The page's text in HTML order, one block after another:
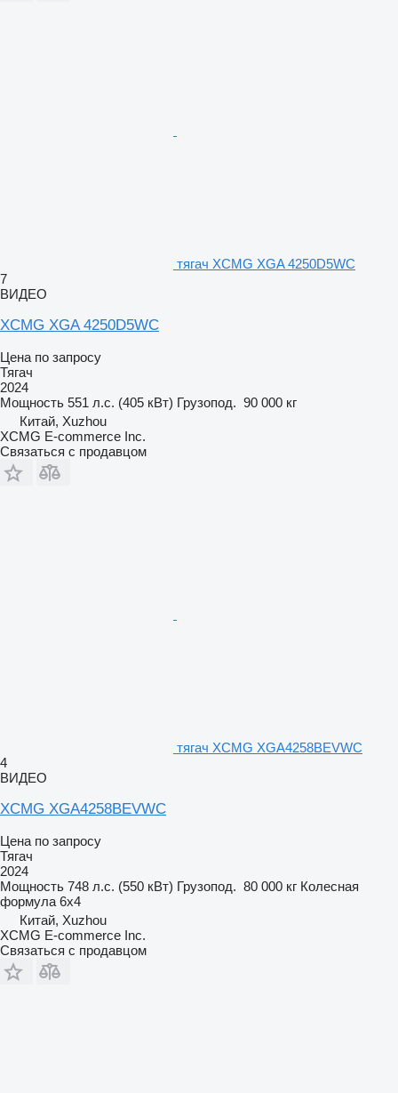
тягач XCMG XGA 4250D5WC
7
ВИДЕО
XCMG XGA 4250D5WC
Цена по запросу
Тягач
2024
Мощность 551 л.с. (405 кВт) Грузопод. 90 000 кг
Китай, Xuzhou
XCMG E-commerce Inc.
Связаться с продавцом
тягач XCMG XGA4258BEVWC
4
ВИДЕО
XCMG XGA4258BEVWC
Цена по запросу
Тягач
2024
Мощность 748 л.с. (550 кВт) Грузопод. 80 000 кг Колесная
формула 6x4
Китай, Xuzhou
XCMG E-commerce Inc.
Связаться с продавцом